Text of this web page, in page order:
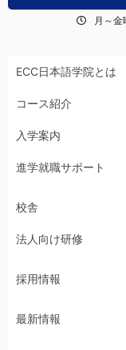
月～
ECC日本語学院とは
コース紹介
入学案内
進学就職サポート
校舎
法人向け研修
採用情報
最新情報